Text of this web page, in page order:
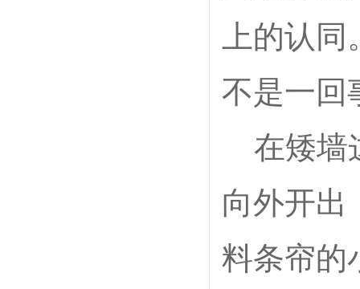
上的认同
不是一回
在矮墙
向外开出
料条帘的